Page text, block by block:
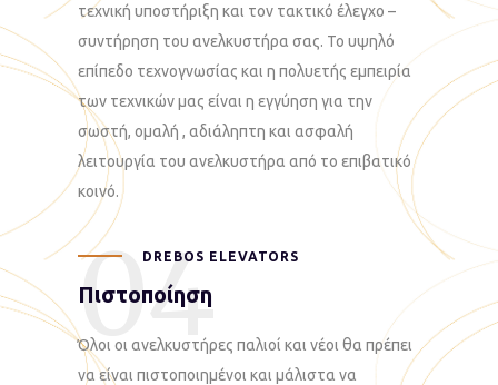
τεχνική υποστήριξη και τον τακτικό έλεγχο –
συντήρηση του ανελκυστήρα σας. Το υψηλό
επίπεδο τεχνογνωσίας και η πολυετής εμπειρία
των τεχνικών μας είναι η εγγύηση για την
σωστή, ομαλή , αδιάληπτη και ασφαλή
λειτουργία του ανελκυστήρα από το επιβατικό
κοινό.
DREBOS ELEVATORS
Πιστοποίηση
04
Όλοι οι ανελκυστήρες παλιοί και νέοι θα πρέπει
να είναι πιστοποιημένοι και μάλιστα να